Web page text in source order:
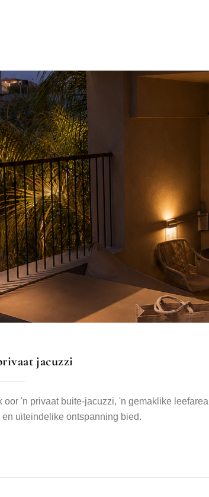
jacuzzi
oor 'n privaat buite-jacuzzi, 'n gemaklike
uiteindelike ontspanning bied.